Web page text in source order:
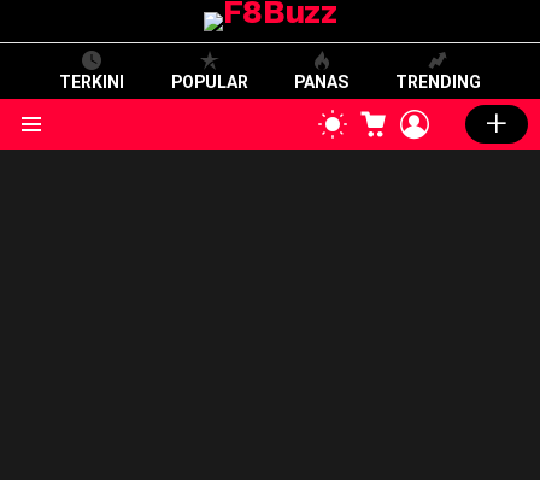
TERKINI POPULAR PANAS TRENDING
SWITCH
SKIN
CART LOGIN